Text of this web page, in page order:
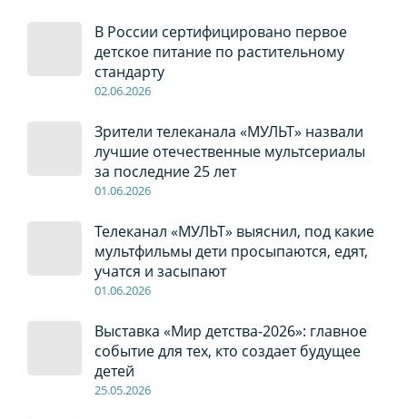
В России сертифицировано первое
детское питание по растительному
стандарту
02.06.2026
Зрители телеканала «МУЛЬТ» назвали
лучшие отечественные мультсериалы
за последние 25 лет
01.06.2026
Телеканал «МУЛЬТ» выяснил, под какие
мультфильмы дети просыпаются, едят,
учатся и засыпают
01.06.2026
Выставка «Мир детства-2026»: главное
событие для тех, кто создает будущее
детей
25.05.2026